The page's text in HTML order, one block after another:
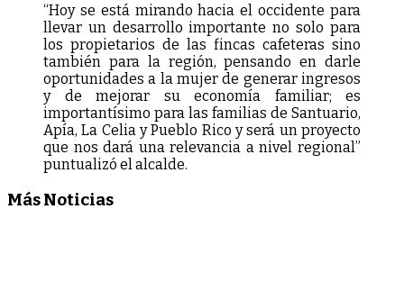
“Hoy se está mirando hacia el occidente para
llevar un desarrollo importante no solo para
los propietarios de las fincas cafeteras sino
también para la región, pensando en darle
oportunidades a la mujer de generar ingresos
y de mejorar su economía familiar; es
importantísimo para las familias de Santuario,
Apía, La Celia y Pueblo Rico y será un proyecto
que nos dará una relevancia a nivel regional”
puntualizó el alcalde.
Más Noticias